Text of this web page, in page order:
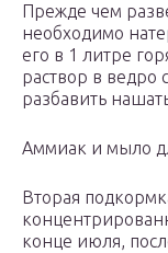
Прежде чем
необходимо
его в 1 литре
раствор в ведро
разбавить
Аммиак и мыло
Вторая
конце июля,